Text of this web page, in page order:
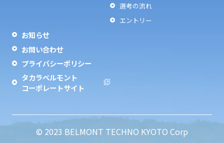
選考の流れ
エントリー
お知らせ
お問い合わせ
プライバシーポリシー
タカラベルモント
コーポレートサイト
© 2023 BELMONT TECHNO KYOTO Corp